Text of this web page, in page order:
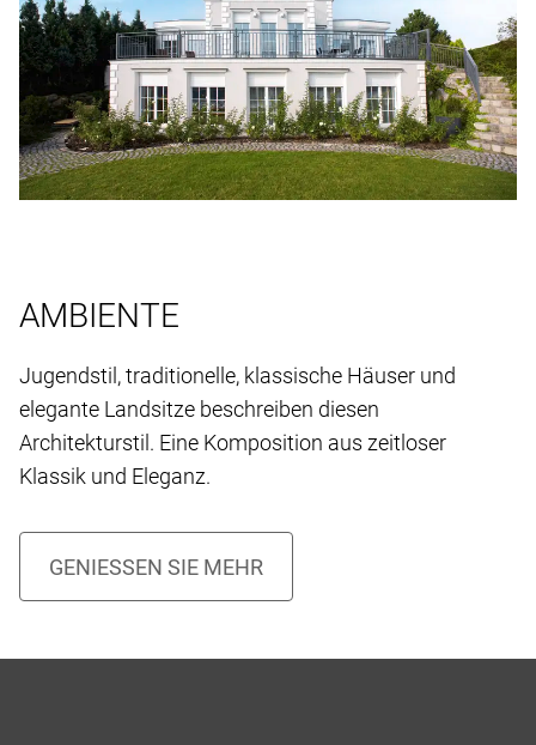
AMBIENTE
Jugendstil, traditionelle, klassische Häuser und
elegante Landsitze beschreiben diesen
Architekturstil. Eine Komposition aus zeitloser
Klassik und Eleganz.